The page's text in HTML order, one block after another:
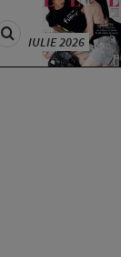
IULIE 2026